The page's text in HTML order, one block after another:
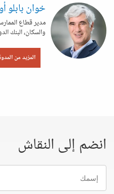
خوان بابلو
مدير قطاع
والسكان، البنك
المزيد من
انضم إلى النقاش
إسمك